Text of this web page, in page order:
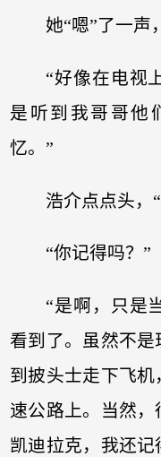
她“嗯”了一声
“好像在电视
是听到我哥哥他
忆。”
浩介点点头，
“你记得吗？”
“是啊，只是
看到了。虽然不
到披头士走下飞
速公路上。当然
凯迪拉克，我还